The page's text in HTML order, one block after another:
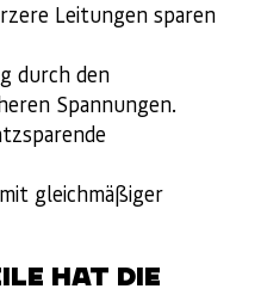
Leitungen sparen
durch den
Spannungen.
gleichmäßiger
HAT DIE